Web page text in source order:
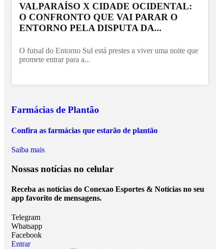
VALPARAÍSO X CIDADE OCIDENTAL:
O CONFRONTO QUE VAI PARAR O
ENTORNO PELA DISPUTA DA...
O futsal do Entorno Sul está prestes a viver uma noite que
promete entrar para a...
Farmácias de Plantão
Confira as farmácias que estarão de plantão
Saiba mais
Nossas notícias no celular
Receba as notícias do Conexao Esportes & Notícias no seu
app favorito de mensagens.
Telegram
Whatsapp
Facebook
Entrar